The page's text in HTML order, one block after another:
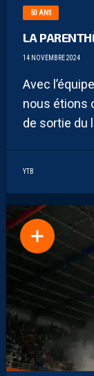
50 ANS
LA
14 NOVEMBRE 2024
Avec
nous étions
de sortie du
YTB